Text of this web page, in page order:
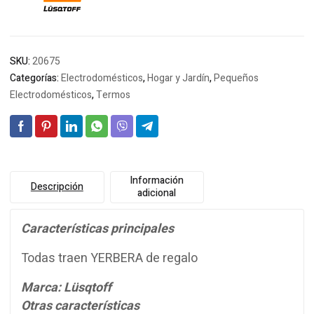
SKU:20675
Categorías:Electrodomésticos,Hogar y Jardín,Pequeños
Electrodomésticos,Termos
Descripción
Información
adicional
Características principales
Todas traen YERBERA de regalo
Marca: Lüsqtoff
Otras características